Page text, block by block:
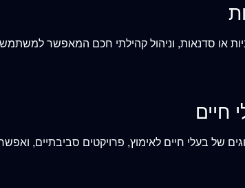
או סדנאות, וניהול קהילתי חכם המאפשר
חיים
של בעלי חיים לאימוץ, פרויקטים סביבתיים,